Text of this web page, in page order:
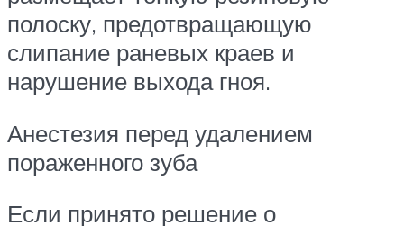
полоску, предотвращающую
слипание раневых краев и
нарушение выхода гноя.
Анестезия перед удалением
пораженного зуба
Если принято решение о